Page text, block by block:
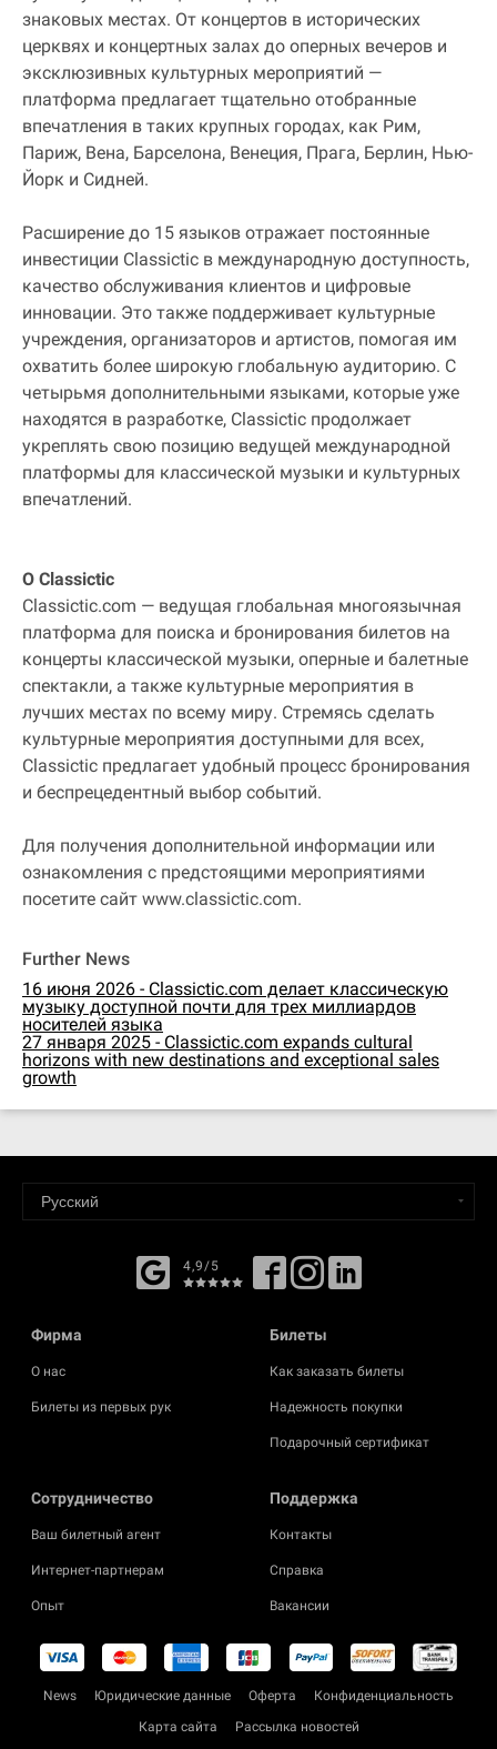
знаковых местах. От концертов в исторических
церквях и концертных залах до оперных вечеров и
эксклюзивных культурных мероприятий —
платформа предлагает тщательно отобранные
впечатления в таких крупных городах, как Рим,
Париж, Вена, Барселона, Венеция, Прага, Берлин, Нью-
Йорк и Сидней.
Расширение до 15 языков отражает постоянные
инвестиции Classictic в международную доступность,
качество обслуживания клиентов и цифровые
инновации. Это также поддерживает культурные
учреждения, организаторов и артистов, помогая им
охватить более широкую глобальную аудиторию. С
четырьмя дополнительными языками, которые уже
находятся в разработке, Classictic продолжает
укреплять свою позицию ведущей международной
платформы для классической музыки и культурных
впечатлений.
О Classictic
Classictic.com — ведущая глобальная многоязычная
платформа для поиска и бронирования билетов на
концерты классической музыки, оперные и балетные
спектакли, а также культурные мероприятия в
лучших местах по всему миру. Стремясь сделать
культурные мероприятия доступными для всех,
Classictic предлагает удобный процесс бронирования
и беспрецедентный выбор событий.
Для получения дополнительной информации или
ознакомления с предстоящими мероприятиями
посетите сайт www.classictic.com.
Further News
16 июня 2026 - Classictic.com делает классическую
музыку доступной почти для трех миллиардов
носителей языка
27 января 2025 - Classictic.com expands cultural
horizons with new destinations and exceptional sales
growth
4,9/5
Фирма
О нас
Билеты из первых рук
Билеты
Как заказать билеты
Надежность покупки
Подарочный сертификат
Cотрудничество
Ваш билетный агент
Интернет-партнерам
Опыт
Поддержка
Контакты
Справка
Вакансии
News Юридические данные Оферта
Конфиденциальность
Карта сайта
Рассылка новостей